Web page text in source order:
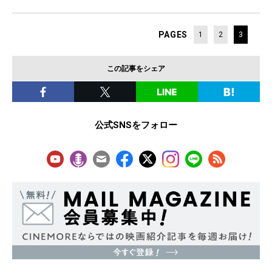
PAGES 1 2 3
この記事をシェア
公式SNSをフォロー